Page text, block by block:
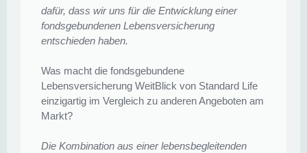
dafür, dass wir uns für die Entwicklung einer
fondsgebundenen Lebensversicherung
entschieden haben.
Was macht die fondsgebundene
Lebensversicherung WeitBlick von Standard Life
einzigartig im Vergleich zu anderen Angeboten am
Markt?
Die Kombination aus einer lebensbegleitenden